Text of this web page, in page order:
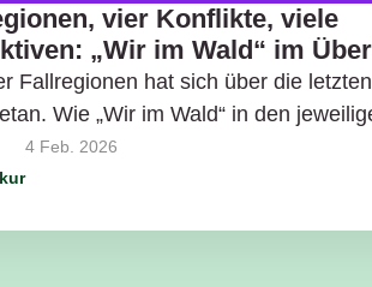
vier Konflikte, viele
„Wir im Wald“ im
Fallregionen hat sich über die
Wie „Wir im Wald“ in den
4 Feb. 2026